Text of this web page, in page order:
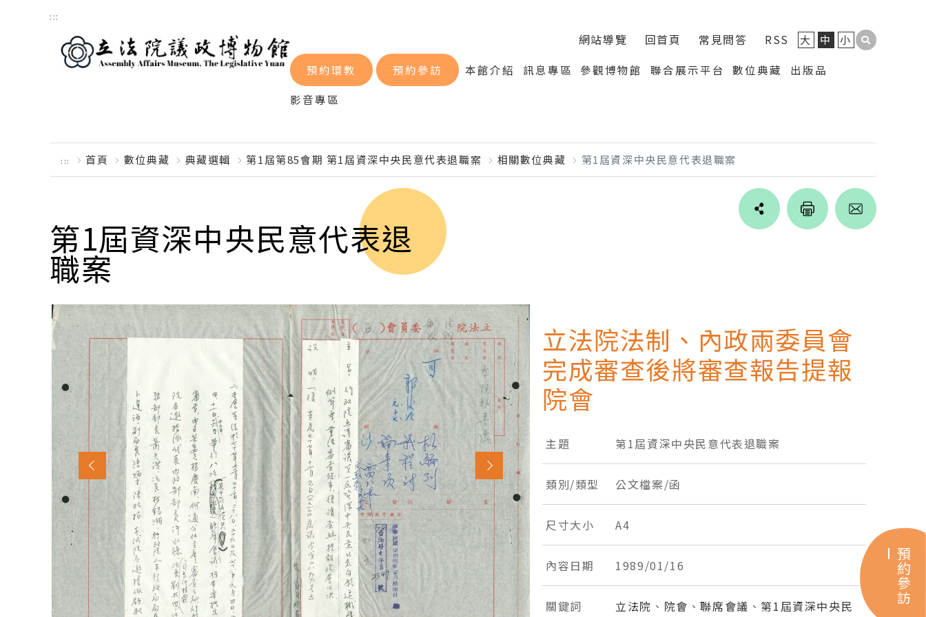
跳到主要內容區塊
:::
網站導覽 回首頁 常見問答 RSS 大 中 小
預約環教 預約參訪 本館介紹 訊息專區 參觀博物館 聯合展示平台 數位典藏
出版品
影音專區
::: 首頁 數位典藏 典藏選輯 第1屆第85會期 第1屆資深中央民意代表退職案 相關數位典藏 第1屆資深中央民意代表退職案
第1屆資深中央民意代表退
職案
Line
立法院法制、內政兩委員會
完成審查後將審查報告提報
院會
主題 第1屆資深中央民意代表退職案
類別/類型 公文檔案/函
尺寸大小 A4
內容日期 1989/01/16
關鍵詞 立法院 、 院會 、聯席會議 、 第1屆資深中央民
預約參訪